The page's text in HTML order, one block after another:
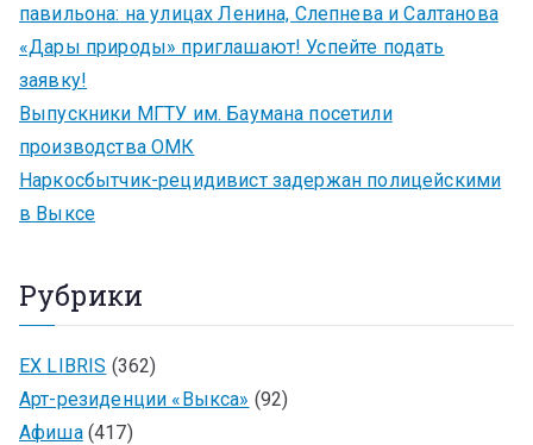
павильона: на улицах Ленина, Слепнева и Салтанова
«Дары природы» приглашают! Успейте подать
заявку!
Выпускники МГТУ им. Баумана посетили
производства ОМК
Наркосбытчик-рецидивист задержан полицейскими
в Выксе
Рубрики
EX LIBRIS (362)
Арт-резиденции «Выкса» (92)
Афиша(417)